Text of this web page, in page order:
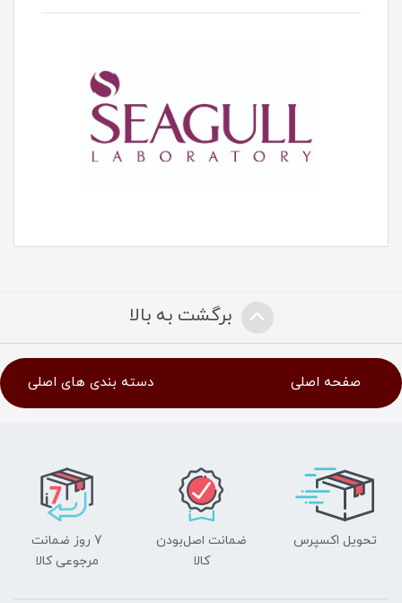
برگشت به بالا
صفحه اصلی دسته بندی های اصلی
تحویل اکسپرس
ضمانت اصل‌بودن
کالا
7 روز ضمانت
مرجوعی کالا